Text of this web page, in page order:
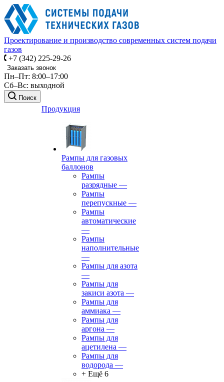
Проектирование и производство современных систем подачи
газов
+7 (342) 225-29-26
Заказать звонок
Пн–Пт: 8:00–17:00
Сб–Вс: выходной
Поиск
Продукция
Рампы для газовых
баллонов
Рампы
разрядные —
Рампы
перепускные —
Рампы
автоматические
—
Рампы
наполнительные
—
Рампы для азота
—
Рампы для
закиси азота —
Рампы для
аммиака —
Рампы для
аргона —
Рампы для
ацетилена —
Рампы для
водорода —
+ Ещё 6